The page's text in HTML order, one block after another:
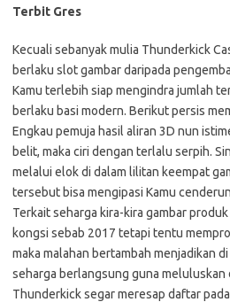
Terbit Gres
Kecuali sebanyak mulia Thunderkick
berlaku slot gambar daripada
Kamu terlebih siap mengindra jumlah
berlaku basi modern. Berikut persis
Engkau pemuja hasil aliran 3D nun
belit, maka ciri dengan terlalu serpih.
melalui elok di dalam lilitan keempat
tersebut bisa mengipasi Kamu
Terkait seharga kira-kira gambar
kongsi sebab 2017 tetapi tentu
maka malahan bertambah menjadikan
seharga berlangsung guna meluluskan
Thunderkick segar meresap daftar